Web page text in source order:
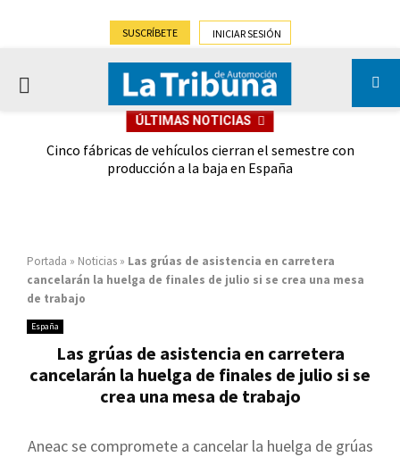
SUSCRÍBETE INICIAR SESIÓN
PRIMARY
ÚLTIMAS NOTICIAS
Cinco fábricas de vehículos cierran el semestre con
producción a la baja en España
Portada » Noticias » Las grúas de asistencia en carretera
cancelarán la huelga de finales de julio si se crea una mesa
de trabajo
España
Las grúas de asistencia en carretera
cancelarán la huelga de finales de julio si se
crea una mesa de trabajo
Aneac se compromete a cancelar la huelga de grúas